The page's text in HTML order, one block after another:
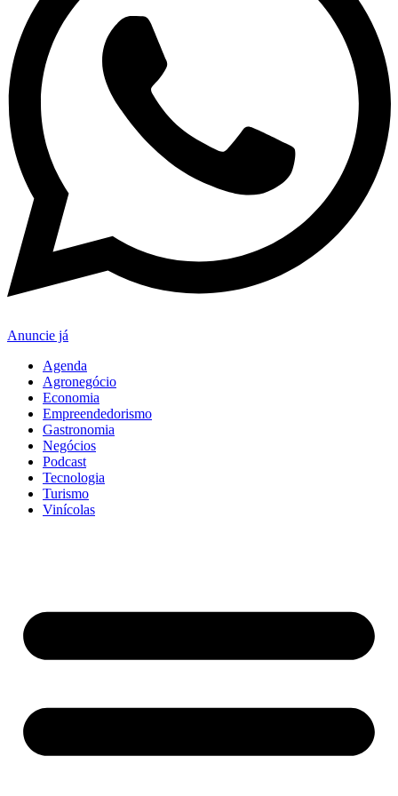
Anuncie já
Agenda
Agronegócio
Economia
Empreendedorismo
Gastronomia
Negócios
Podcast
Tecnologia
Turismo
Vinícolas